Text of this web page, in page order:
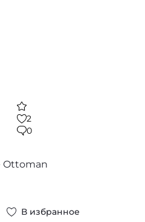
2
0
Ottoman
В избранное